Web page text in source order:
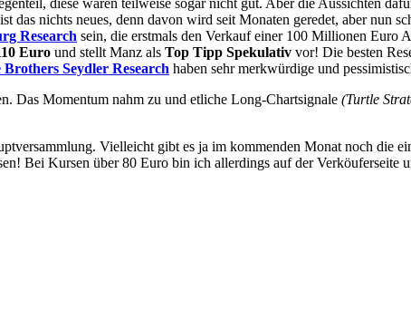
das nichts neues, denn davon wird seit Monaten geredet, aber nun
Research sein, die erstmals den Verkauf einer 100 Millionen Euro
Euro und stellt Manz als Top Tipp Spekulativ vor! Die besten
Brothers Seydler Research haben sehr merkwürdige und
Das Momentum nahm zu und etliche Long-Chartsignale (Turtle
Vielleicht gibt es ja im kommenden Monat noch die
Bei Kursen über 80 Euro bin ich allerdings auf der Verköuferseite